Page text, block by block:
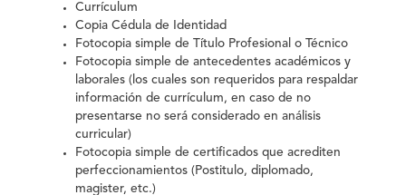
Currículum
Copia Cédula de Identidad
Fotocopia simple de Título Profesional o Técnico
Fotocopia simple de antecedentes académicos y
laborales (los cuales son requeridos para respaldar
información de currículum, en caso de no
presentarse no será considerado en análisis
curricular)
Fotocopia simple de certificados que acrediten
perfeccionamientos (Postitulo, diplomado,
magister, etc.)